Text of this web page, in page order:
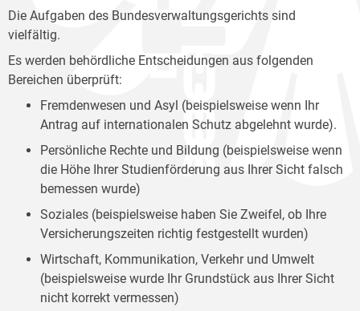
Die Aufgaben des Bundesverwaltungsgerichts sind
vielfältig.
Es werden behördliche Entscheidungen aus folgenden
Bereichen überprüft:
Fremdenwesen und Asyl (beispielsweise wenn Ihr
Antrag auf internationalen Schutz abgelehnt wurde).
Persönliche Rechte und Bildung (beispielsweise wenn
die Höhe Ihrer Studienförderung aus Ihrer Sicht falsch
bemessen wurde)
Soziales (beispielsweise haben Sie Zweifel, ob Ihre
Versicherungszeiten richtig festgestellt wurden)
Wirtschaft, Kommunikation, Verkehr und Umwelt
(beispielsweise wurde Ihr Grundstück aus Ihrer Sicht
nicht korrekt vermessen)